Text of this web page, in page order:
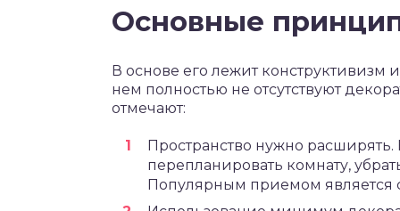
Основные
В основе его лежит конструктивизм
нем полностью не отсутствуют
отмечают:
Пространство нужно
перепланировать комнату,
Популярным приемом является